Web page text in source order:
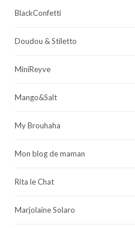
BlackConfetti
Doudou & Stiletto
MiniReyve
Mango&Salt
My Brouhaha
Mon blog de maman
Rita le Chat
Marjolaine Solaro